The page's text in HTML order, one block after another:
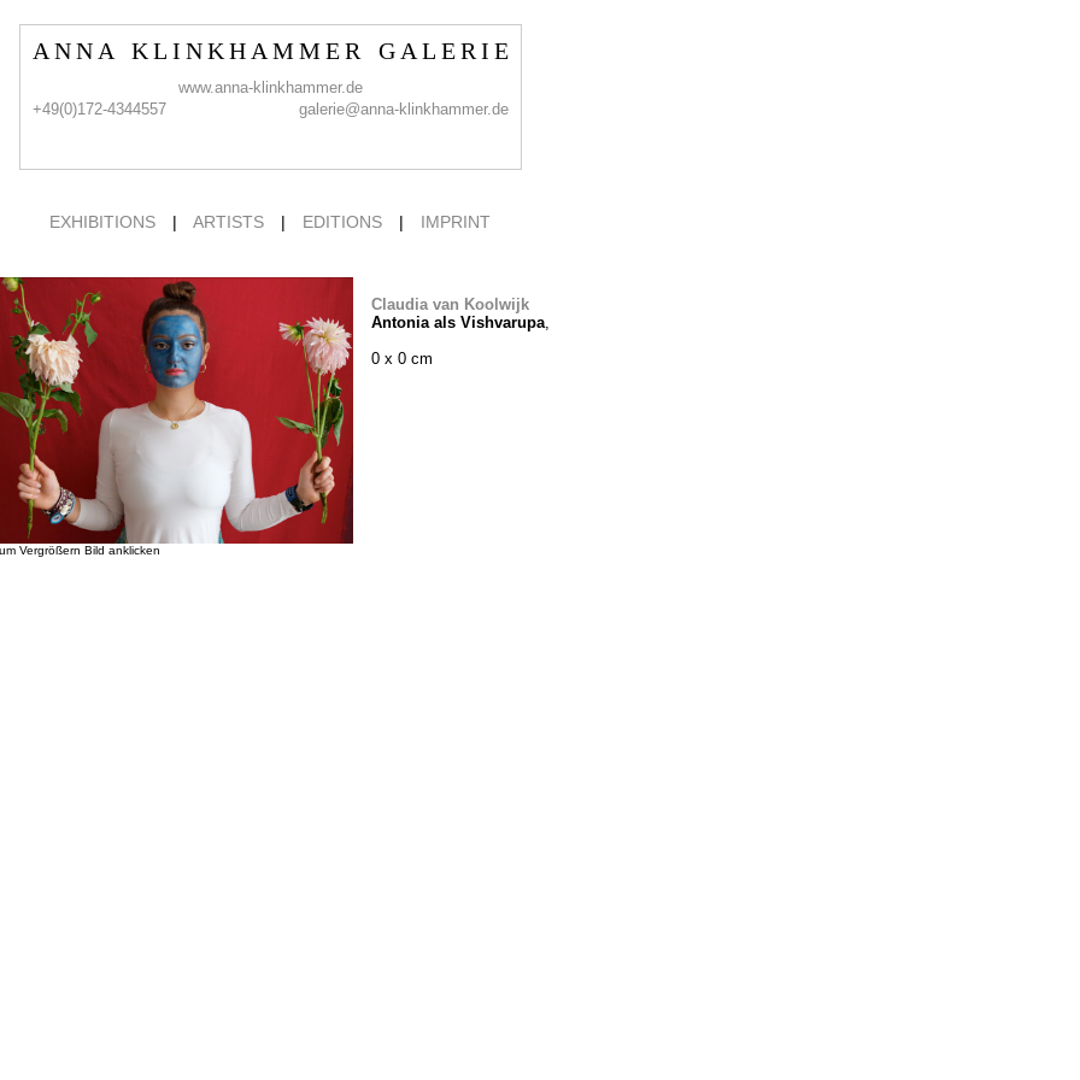
A N N A K L I N K H A M M E R G A L E R I E
www.anna-klinkhammer.de
+49(0)172-4344557
galerie@anna-klinkhammer.de
EXHIBITIONS | ARTISTS | EDITIONS | IMPRINT
Vergrößern Bild anklicken
Claudia van Koolwijk
Antonia als Vishvarupa,
0 x 0 cm